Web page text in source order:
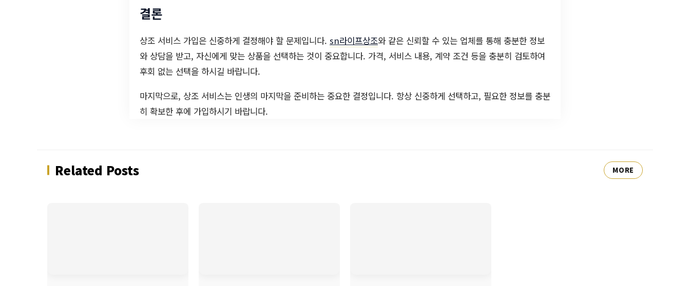
결론
상조 서비스 가입은 신중하게 결정해야 할 문제입니다. sn라이프상조와 같은 신뢰할 수 있는 업체를 통해 충분한 정보
와 상담을 받고, 자신에게 맞는 상품을 선택하는 것이 중요합니다. 가격, 서비스 내용, 계약 조건 등을 충분히 검토하여
후회 없는 선택을 하시길 바랍니다.
마지막으로, 상조 서비스는 인생의 마지막을 준비하는 중요한 결정입니다. 항상 신중하게 선택하고, 필요한 정보를 충분
히 확보한 후에 가입하시기 바랍니다.
Related Posts MORE